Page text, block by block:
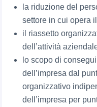
la riduzione del
settore in cui opera
il riassetto
dell’attività
lo scopo di
dell’impresa dal
organizzativo
dell’impresa per